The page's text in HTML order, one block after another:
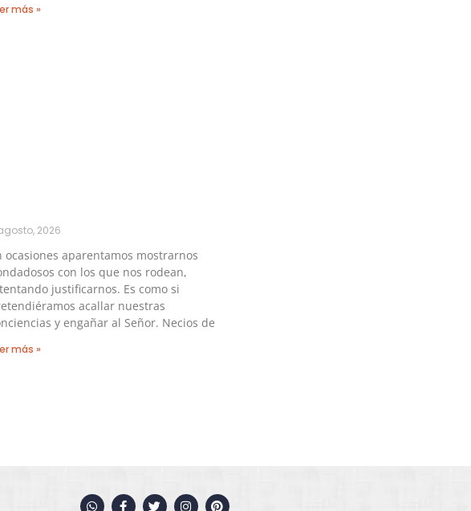
más »
2026
ocasiones aparentamos mostrarnos
con los que nos rodean,
justificarnos. Es como si
acallar nuestras
y engañar al Señor. Necios de
más »
W F T I P